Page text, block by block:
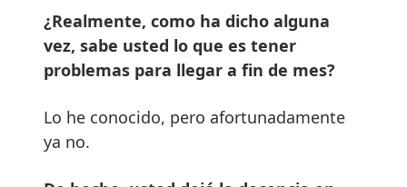
¿Realmente, como ha dicho alguna
vez, sabe usted lo que es tener
problemas para llegar a fin de mes?
Lo he conocido, pero afortunadamente
ya no.